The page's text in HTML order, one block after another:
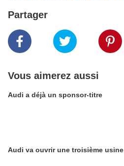
Partager
Vous aimerez aussi
Audi a déjà un sponsor-titre
Audi va ouvrir une troisième usine